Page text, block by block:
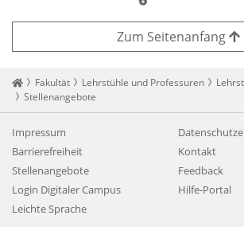
Zum Seitenanfang
Startseite
Fakultät Lehrstühle und Professuren
Stellenangebote
Impressum
Barrierefreiheit
Kontakt
Stellenangebote
Feedback
Login Digitaler Campus
Hilfe-Portal
Leichte Sprache